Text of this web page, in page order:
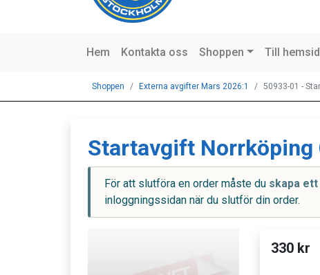
Hem Kontakta oss Shoppen Till
Shoppen Externa avgifter Mars 2026:1 50933-01 -
Startavgift Norrköping
För att slutföra en order måste du skapa
inloggningssidan när du slutför din order.
330 kr